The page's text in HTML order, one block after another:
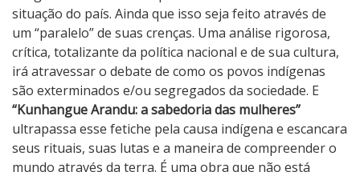
situação do país. Ainda que isso seja feito através de
um “paralelo” de suas crenças. Uma análise rigorosa,
crítica, totalizante da política nacional e de sua cultura,
irá atravessar o debate de como os povos indígenas
são exterminados e/ou segregados da sociedade. E
“Kunhangue Arandu: a sabedoria das mulheres”
ultrapassa esse fetiche pela causa indígena e escancara
seus rituais, suas lutas e a maneira de compreender o
mundo através da terra. É uma obra que não está